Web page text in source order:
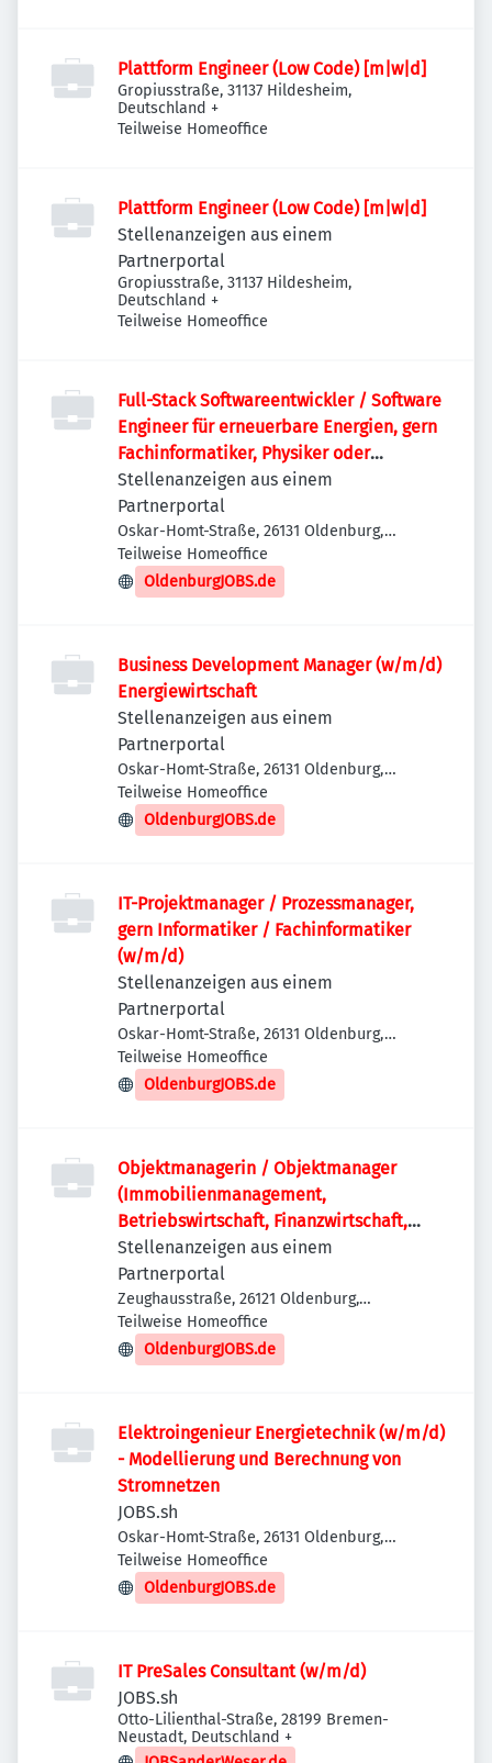
Plattform Engineer (Low Code) [m|w|d]
Gropiusstraße, 31137 Hildesheim,
Deutschland +
Teilweise Homeoffice
Plattform Engineer (Low Code) [m|w|d]
Stellenanzeigen aus einem
Partnerportal
Gropiusstraße, 31137 Hildesheim,
Deutschland +
Teilweise Homeoffice
Full-Stack Softwareentwickler / Software
Engineer für erneuerbare Energien, gern
Fachinformatiker, Physiker oder
Quereinsteiger (w/m/d)
Stellenanzeigen aus einem
Partnerportal
Oskar-Homt-Straße, 26131 Oldenburg,
Deutschland
Teilweise Homeoffice
OldenburgJOBS.de
Business Development Manager (w/m/d)
Energiewirtschaft
Stellenanzeigen aus einem
Partnerportal
Oskar-Homt-Straße, 26131 Oldenburg,
Deutschland
Teilweise Homeoffice
OldenburgJOBS.de
IT-Projektmanager / Prozessmanager,
gern Informatiker / Fachinformatiker
(w/m/d)
Stellenanzeigen aus einem
Partnerportal
Oskar-Homt-Straße, 26131 Oldenburg,
Deutschland
Teilweise Homeoffice
OldenburgJOBS.de
Objektmanagerin / Objektmanager
(Immobilienmanagement,
Betriebswirtschaft, Finanzwirtschaft,
Wirtschaftsrecht) (w/m/d)
Stellenanzeigen aus einem
Partnerportal
Zeughausstraße, 26121 Oldenburg,
Deutschland
Teilweise Homeoffice
OldenburgJOBS.de
Elektroingenieur Energietechnik (w/m/d)
- Modellierung und Berechnung von
Stromnetzen
JOBS.sh
Oskar-Homt-Straße, 26131 Oldenburg,
Deutschland
Teilweise Homeoffice
OldenburgJOBS.de
IT PreSales Consultant (w/m/d)
JOBS.sh
Otto-Lilienthal-Straße, 28199 Bremen-
Neustadt, Deutschland +